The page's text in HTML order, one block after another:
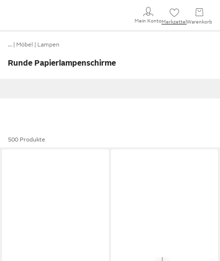
Mein KontoMerkzettel Warenkorb
… Möbel Lampen
Runde Papierlampenschirme
500 Produkte